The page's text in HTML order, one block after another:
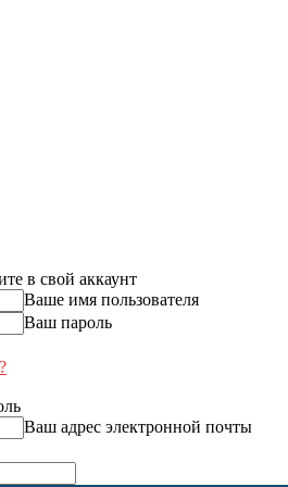
в свой аккаунт
Ваше имя пользователя
Ваш пароль
Ваш адрес электронной почты